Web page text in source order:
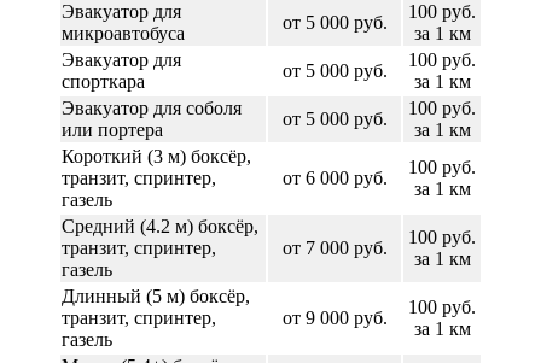
Эвакуатор для
микроавтобуса
от 5 000 руб.
100 руб.
за 1 км
Эвакуатор для
спорткара
от 5 000 руб.
100 руб.
за 1 км
Эвакуатор для соболя
или портера
от 5 000 руб.
100 руб.
за 1 км
Короткий (3 м) боксёр,
транзит, спринтер,
газель
от 6 000 руб.
100 руб.
за 1 км
Средний (4.2 м) боксёр,
транзит, спринтер,
газель
от 7 000 руб.
100 руб.
за 1 км
Длинный (5 м) боксёр,
транзит, спринтер,
газель
от 9 000 руб.
100 руб.
за 1 км